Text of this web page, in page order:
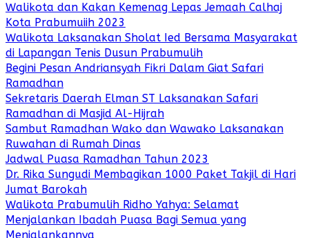
Walikota dan Kakan Kemenag Lepas Jemaah Calhaj
Kota Prabumuiih 2023
Walikota Laksanakan Sholat Ied Bersama Masyarakat
di Lapangan Tenis Dusun Prabumulih
Begini Pesan Andriansyah Fikri Dalam Giat Safari
Ramadhan
Sekretaris Daerah Elman ST Laksanakan Safari
Ramadhan di Masjid Al-Hijrah
Sambut Ramadhan Wako dan Wawako Laksanakan
Ruwahan di Rumah Dinas
Jadwal Puasa Ramadhan Tahun 2023
Dr. Rika Sungudi Membagikan 1000 Paket Takjil di Hari
Jumat Barokah
Walikota Prabumulih Ridho Yahya: Selamat
Menjalankan Ibadah Puasa Bagi Semua yang
Menjalankannya